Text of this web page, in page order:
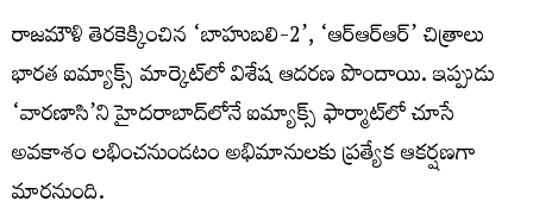
రాజమౌళి తెరకెక్కించిన ‘బాహుబలి-2’, ‘ఆర్‌ఆర్‌ఆర్‌’ చిత్రాలు
భారత ఐమ్యాక్స్‌ మార్కెట్‌లో విశేష ఆదరణ పొందాయి. ఇప్పుడు
‘వారణాసి’ని హైదరాబాద్‌లోనే ఐమ్యాక్స్‌ ఫార్మాట్‌లో చూసే
అవకాశం లభించనుండటం అభిమానులకు ప్రత్యేక ఆకర్షణగా
మారనుంది.